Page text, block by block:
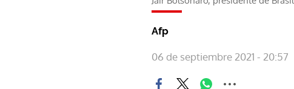
Afp
06 de septiembre 2021 - 20:57